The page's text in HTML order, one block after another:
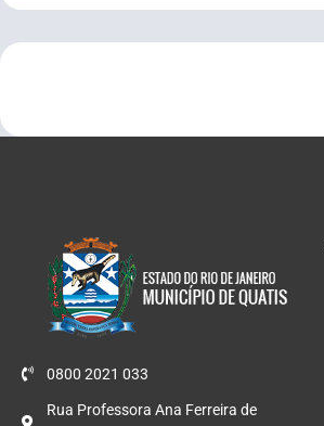
0800 2021 033
Rua Professora Ana Ferreira de